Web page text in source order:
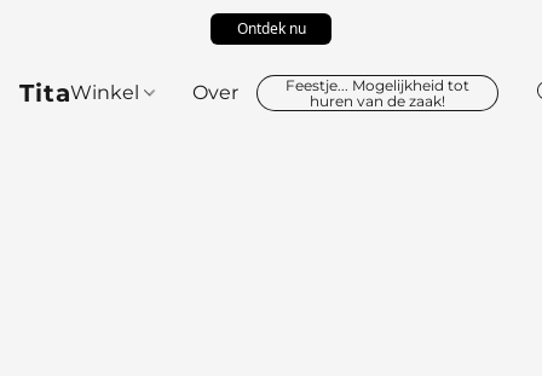
Ontdek nu
TitaWinkel Over
Feestje... Mogelijkheid tot
huren van de zaak!